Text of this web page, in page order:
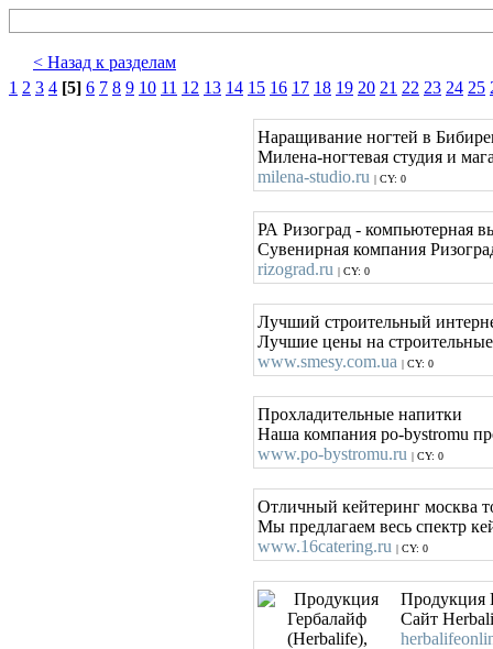
< Назад к разделам
1 2 3 4 [5] 6 7 8 9 10 11 12 13 14 15 16 17 18 19 20 21 22 23 24 25
Наращивание ногтей в
Милена-ногтевая студия и
milena-studio.ru | CY: 0
РА Ризоград - компьютерная
Сувенирная компания
rizograd.ru | CY: 0
Лучший строительный
Лучшие цены на
www.smesy.com.ua | CY: 0
Прохладительные напитки
Наша компания po-bystromu
www.po-bystromu.ru | CY: 0
Отличный кейтеринг москва
Мы предлагаем весь спектр
www.16catering.ru | CY: 0
Продукция
Сайт